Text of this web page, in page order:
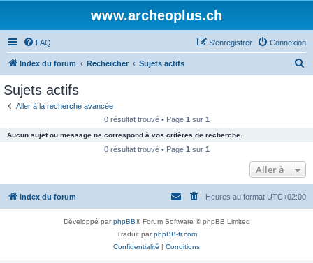
www.archeoplus.ch
FAQ Connexion
S’enregistrer
Index du forum Rechercher Sujets actifs
c
e
Sujets actifs
Aller à la recherche avancée
0 résultat trouvé • Page 1 sur 1
Aucun sujet ou message ne correspond à vos critères de recherche.
0 résultat trouvé • Page 1 sur 1
Aller à
Index du forum Heures au format UTC+02:00
Développé parphpBB® Forum Software © phpBB Limited
Traduit parphpBB-fr.com
Confidentialité | Conditions